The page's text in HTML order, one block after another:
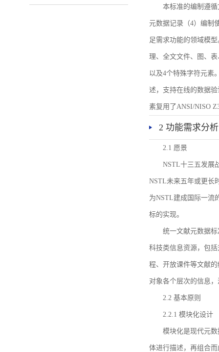
本标准的编制遵
元数据记录（4）编制
足需求功能的领域模
理、全文文件、图、
以及4个特殊字符元素
述，支持在线的数据
素复用了ANSI/NISO
2 功能需求分析
2.1 愿景
NSTL十三五发展
NSTL未来五年或更长
为NSTL建成国际一流
标的实现。
统一文献元数据
科技类信息资源，包
程、开放课件等文献
对象各个层次的信息
2.2 基本原则
2.2.1 模块化设计
模块化是现代元
体进行描述，再组合